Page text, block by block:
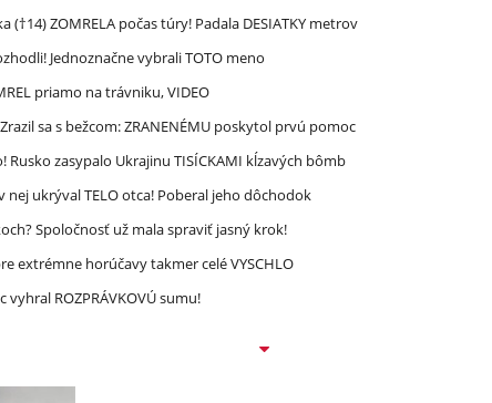
(†14) ZOMRELA počas túry! Padala DESIATKY metrov
Jednoznačne vybrali TOTO meno
priamo na trávniku, VIDEO
sa s bežcom: ZRANENÉMU poskytol prvú pomoc
zasypalo Ukrajinu TISÍCKAMI kĺzavých bômb
nej ukrýval TELO otca! Poberal jeho dôchodok
Spoločnosť už mala spraviť jasný krok!
extrémne horúčavy takmer celé VYSCHLO
ROZPRÁVKOVÚ sumu!